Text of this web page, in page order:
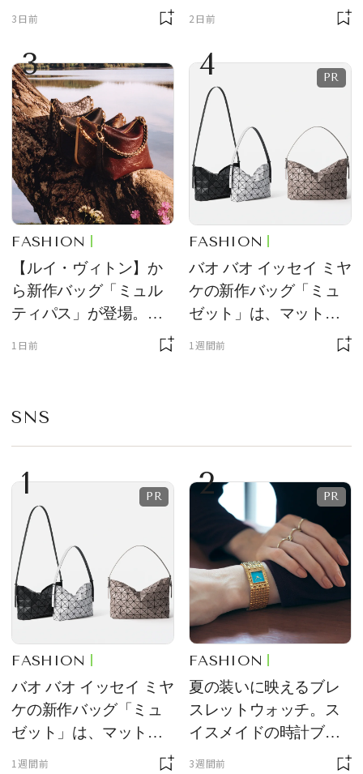
ーチ「はとっこ」を限
3日前
ーン型がスタイリング
2日前
3
FASHION
【ルイ・ヴィトン】か
ら新作バッグ「ミュル
ティパス」が登場。ミ
ニサイズもラインナッ
1日前
4
FASHION
バオ バオ イッセイ ミヤ
ケの新作バッグ「ミュ
ゼット」は、マットな
1週間前
SNS
1
FASHION
バオ バオ イッセイ ミヤ
ケの新作バッグ「ミュ
ゼット」は、マットな
1週間前
2
FASHION
夏の装いに映えるブレ
スレットウォッチ。ス
イスメイドの時計ブラ
ンド【フレデリック・
3週間前